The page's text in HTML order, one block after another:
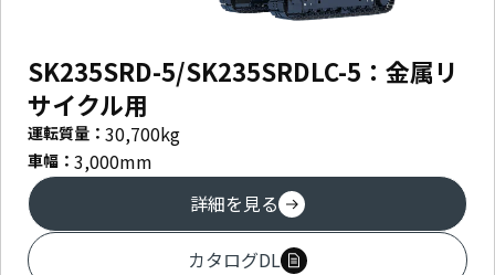
SK235SRD-5/SK235SRDLC-5：金属リ
サイクル用
運転質量： 30,700kg
車幅： 3,000mm
詳細を見る
カタログDL